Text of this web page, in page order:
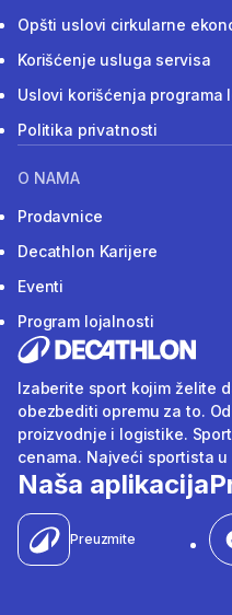
Opšti uslovi cirkularne
Korišćenje usluga servisa
Uslovi korišćenja programa
Politika privatnosti
O NAMA
Prodavnice
Decathlon Karijere
Eventi
Program lojalnosti
Izaberite sport kojim želite
obezbediti opremu za to.
proizvodnje i logistike.
cenama. Najveći sportista u
Naša aplikacija
Preuzmite